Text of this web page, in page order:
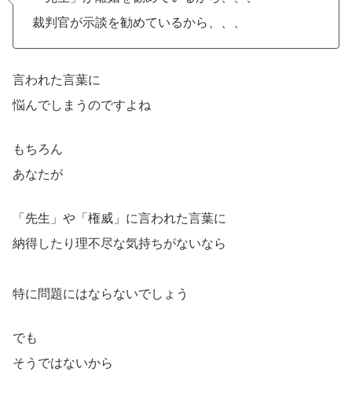
裁判官が示談を勧めているから、、、
言われた言葉に
悩んでしまうのですよね
もちろん
あなたが
「先生」や「権威」に言われた言葉に
納得したり理不尽な気持ちがないなら
特に問題にはならないでしょう
でも
そうではないから